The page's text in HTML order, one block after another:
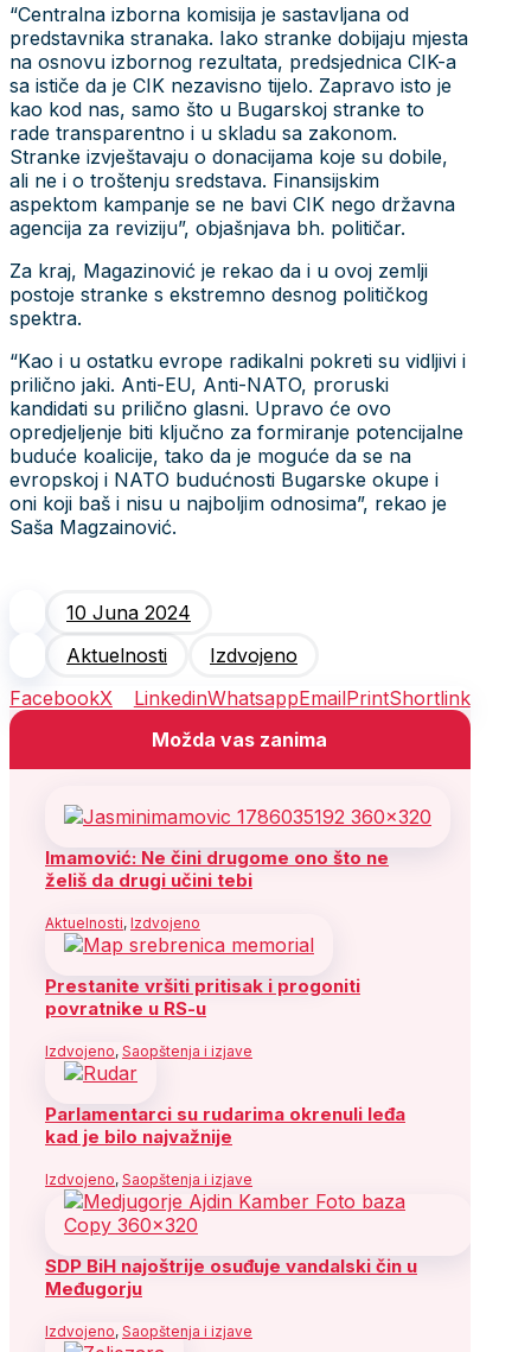
“Centralna izborna komisija je sastavljana od
predstavnika stranaka. Iako stranke dobijaju mjesta
na osnovu izbornog rezultata, predsjednica CIK-a
sa ističe da je CIK nezavisno tijelo. Zapravo isto je
kao kod nas, samo što u Bugarskoj stranke to
rade transparentno i u skladu sa zakonom.
Stranke izvještavaju o donacijama koje su dobile,
ali ne i o troštenju sredstava. Finansijskim
aspektom kampanje se ne bavi CIK nego državna
agencija za reviziju”, objašnjava bh. političar.
Za kraj, Magazinović je rekao da i u ovoj zemlji
postoje stranke s ekstremno desnog političkog
spektra.
“Kao i u ostatku evrope radikalni pokreti su vidljivi i
prilično jaki. Anti-EU, Anti-NATO, proruski
kandidati su prilično glasni. Upravo će ovo
opredjeljenje biti ključno za formiranje potencijalne
buduće koalicije, tako da je moguće da se na
evropskoj i NATO budućnosti Bugarske okupe i
oni koji baš i nisu u najboljim odnosima”, rekao je
Saša Magzainović.
10 Juna 2024
Aktuelnosti
Izdvojeno
FacebookX LinkedinWhatsappEmailPrintShortlink
Možda vas zanima
Imamović: Ne čini drugome ono što ne
želiš da drugi učini tebi
Aktuelnosti, Izdvojeno
Prestanite vršiti pritisak i progoniti
povratnike u RS-u
Izdvojeno, Saopštenja i izjave
Parlamentarci su rudarima okrenuli leđa
kad je bilo najvažnije
Izdvojeno, Saopštenja i izjave
SDP BiH najoštrije osuđuje vandalski čin u
Međugorju
Izdvojeno, Saopštenja i izjave